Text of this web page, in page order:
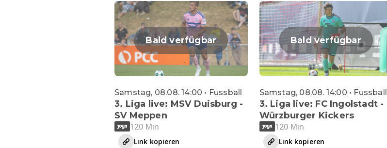
Bald verfügbar
Samstag, 08.08. 14:00 • Fussball
3. Liga live: MSV Duisburg -
SV Meppen
120 Min
Link kopieren
Bald verfügbar
Samstag, 08.08. 14:00 • Fussball
3. Liga live: FC Ingolstadt -
Würzburger Kickers
120 Min
Link kopieren